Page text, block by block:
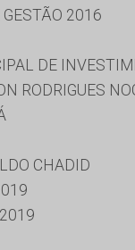
GESTÃO 2016
DE
RODRIGUES
CHADID